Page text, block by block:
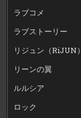
ラブコメ
ラブストーリー
リジュン（RiJUN）
リーンの翼
ルルシア
ロック